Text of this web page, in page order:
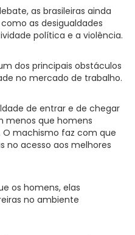
as brasileiras ainda
as desigualdades
política e a violência.
dos principais obstáculos
no mercado de trabalho.
de entrar e de chegar
menos que homens
machismo faz com que
no acesso aos melhores
os homens, elas
no ambiente